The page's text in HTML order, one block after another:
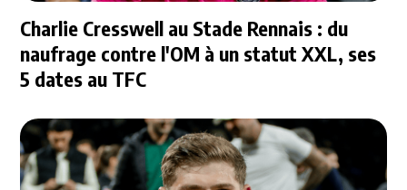
Charlie Cresswell au Stade Rennais : du
naufrage contre l'OM à un statut XXL, ses
5 dates au TFC